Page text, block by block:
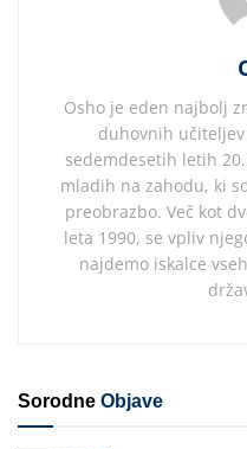
Osho je eden najbolj
duhovnih učiteljev
sedemdesetih letih
mladih na zahodu, ki
preobrazbo. Več kot
leta 1990, se vpliv
najdemo iskalce
Sorodne Objave